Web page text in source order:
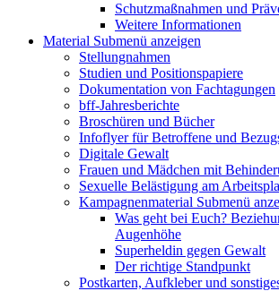
Schutzmaßnahmen und
Weitere Informationen
Material Submenü anzeigen
Stellungnahmen
Studien und Positionspapiere
Dokumentation von Fachtagungen
bff-Jahresberichte
Broschüren und Bücher
Infoflyer für Betroffene und
Digitale Gewalt
Frauen und Mädchen mit
Sexuelle Belästigung am
Kampagnenmaterial Submenü
Was geht bei Euch?
Augenhöhe
Superheldin gegen Gewalt
Der richtige Standpunkt
Postkarten, Aufkleber und